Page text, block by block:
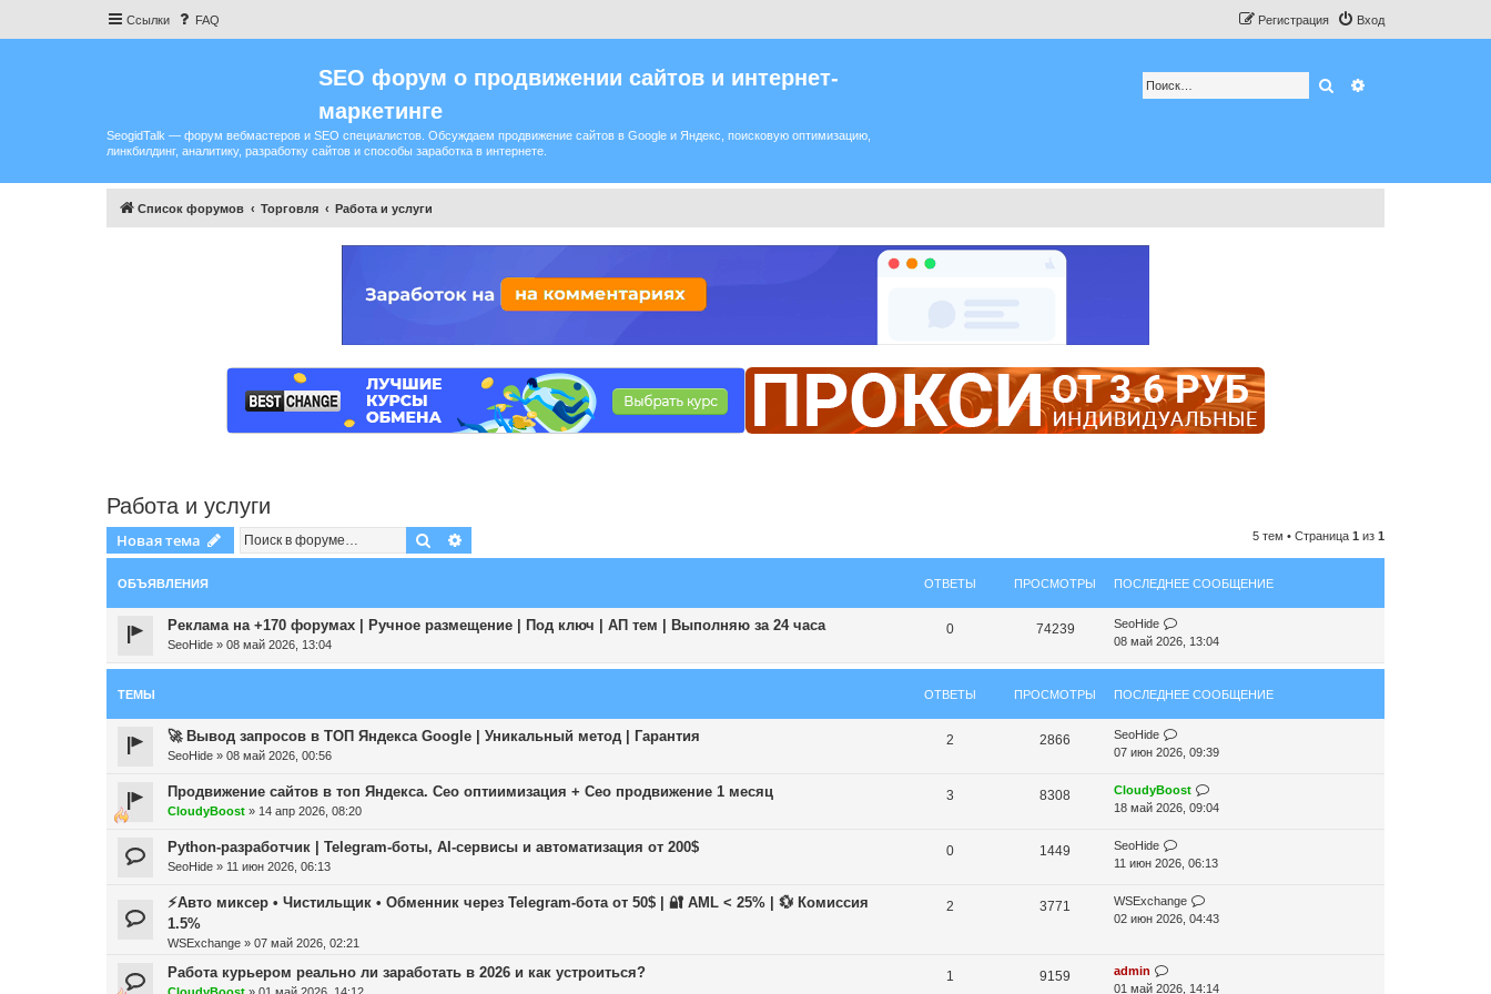
Ссылки FAQ Вход
Регистрация
SEO форум о продвижении сайтов и интернет-
маркетинге
SeogidTalk — форум вебмастеров и SEO специалистов. Обсуждаем продвижение сайтов в Google и Яндекс, поисковую оптимизацию,
линкбилдинг, аналитику, разработку сайтов и способы заработка в интернете.
Поиск
Список форумов Торговля Работа и услуги
Работа и услуги
Новая тема Поиск 5 тем • Страница 1 из 1
ОБЪЯВЛЕНИЯ ОТВЕТЫ ПРОСМОТРЫ ПОСЛЕДНЕЕ СООБЩЕНИЕ
Реклама на +170 форумах | Ручное размещение | Под ключ | АП тем | Выполняю за 24 часа
SeoHide » 08 май 2026, 13:04
0 74239
SeoHide
08 май 2026, 13:04
ТЕМЫ ОТВЕТЫ ПРОСМОТРЫ ПОСЛЕДНЕЕ СООБЩЕНИЕ
🚀 Вывод запросов в ТОП Яндекса Google | Уникальный метод | Гарантия
SeoHide » 08 май 2026, 00:56
2 2866
SeoHide
07 июн 2026, 09:39
Продвижение сайтов в топ Яндекса. Сео оптиимизация + Сео продвижение 1 месяц
CloudyBoost » 14 апр 2026, 08:20
3 8308
CloudyBoost
18 май 2026, 09:04
Python-разработчик | Telegram-боты, AI-сервисы и автоматизация от 200$
SeoHide » 11 июн 2026, 06:13
0 1449
SeoHide
11 июн 2026, 06:13
⚡Авто миксер • Чистильщик • Обменник через Telegram-бота от 50$ | 🔐 AML < 25% | 💱 Комиссия
1.5%
WSExchange » 07 май 2026, 02:21
2 3771
WSExchange
02 июн 2026, 04:43
Работа курьером реально ли заработать в 2026 и как устроиться? 1 9159
admin
01 май 2026, 14:14